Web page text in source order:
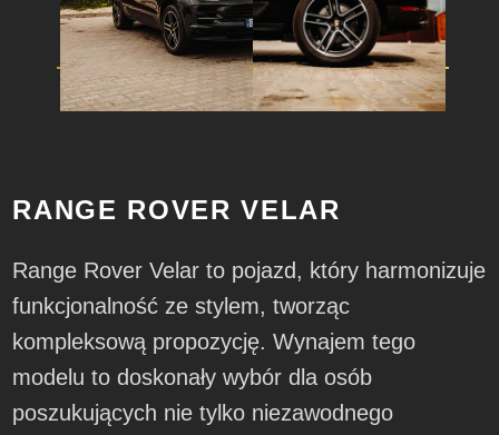
RANGE ROVER VELAR
Range Rover Velar to pojazd, który harmonizuje
funkcjonalność ze stylem, tworząc
kompleksową propozycję. Wynajem tego
modelu to doskonały wybór dla osób
poszukujących nie tylko niezawodnego